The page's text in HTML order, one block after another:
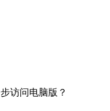
访问电脑版？